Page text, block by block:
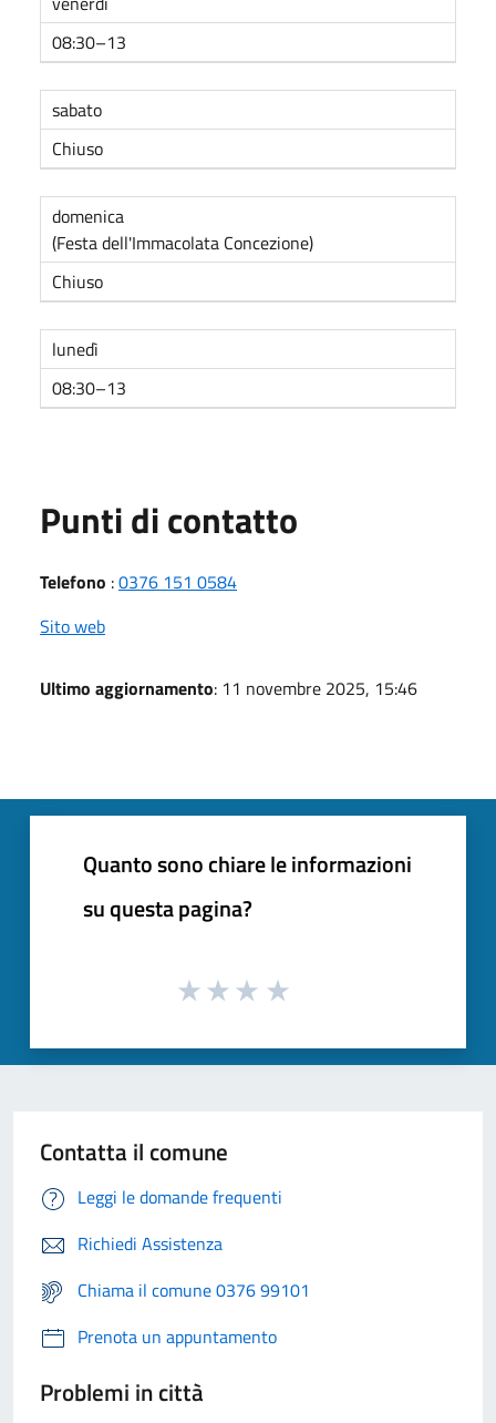
08:30–13
sabato
Chiuso
domenica
(Festa dell'Immacolata Concezione)
Chiuso
lunedì
08:30–13
Punti di contatto
Telefono :0376 151 0584
Sito web
Ultimo aggiornamento: 11 novembre 2025, 15:46
Quanto sono chiare le informazioni
su questa pagina?
Contatta il comune
Leggi le domande frequenti
Richiedi Assistenza
Chiama il comune 0376 99101
Prenota un appuntamento
Problemi in città